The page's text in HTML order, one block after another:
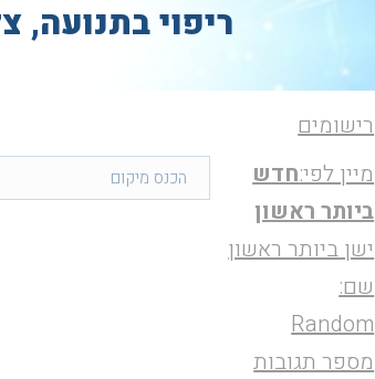
ריפוי בתנועה,
רישומים
מיין לפי:חדש
ביותר ראשון
ישן ביותר ראשון
שם:
Random
מספר תגובות